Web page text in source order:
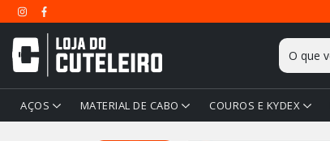
AÇOS MATERIAL DE CABO COUROS E KYDEX